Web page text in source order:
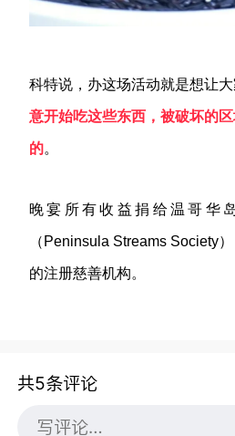
科特说，办这场活动就是想让大
意开始吃这些东西，被破坏的
的。
晚宴所有收益捐给温哥华
（Peninsula Streams Society
的注册慈善机构。
共5条评论